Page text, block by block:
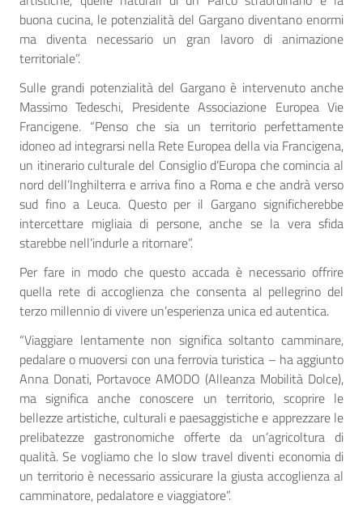
buona cucina, le potenzialità del Gargano diventano enormi
ma diventa necessario un gran lavoro di animazione
territoriale”.
Sulle grandi potenzialità del Gargano è intervenuto anche
Massimo Tedeschi, Presidente Associazione Europea Vie
Francigene. “Penso che sia un territorio perfettamente
idoneo ad integrarsi nella Rete Europea della via Francigena,
un itinerario culturale del Consiglio d’Europa che comincia al
nord dell’Inghilterra e arriva fino a Roma e che andrà verso
sud fino a Leuca. Questo per il Gargano significherebbe
intercettare migliaia di persone, anche se la vera sfida
starebbe nell’indurle a ritornare”.
Per fare in modo che questo accada è necessario offrire
quella rete di accoglienza che consenta al pellegrino del
terzo millennio di vivere un’esperienza unica ed autentica.
“Viaggiare lentamente non significa soltanto camminare,
pedalare o muoversi con una ferrovia turistica – ha aggiunto
Anna Donati, Portavoce AMODO (Alleanza Mobilità Dolce),
ma significa anche conoscere un territorio, scoprire le
bellezze artistiche, culturali e paesaggistiche e apprezzare le
prelibatezze gastronomiche offerte da un’agricoltura di
qualità. Se vogliamo che lo slow travel diventi economia di
un territorio è necessario assicurare la giusta accoglienza al
camminatore, pedalatore e viaggiatore”.